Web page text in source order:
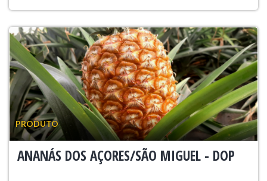
PRODUTO
ANANÁS DOS AÇORES/SÃO MIGUEL - DOP